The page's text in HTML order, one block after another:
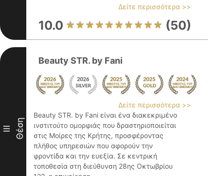
Δείτε περισσότερα >>
10.0 (50)
III Θέση
Beauty STR. by Fani
Δείτε περισσότερα >>
Beauty STR. by Fani είναι ένα διακεκριμένο
ινστιτούτο ομορφιάς που δραστηριοποιείται
στις Μοίρες της Κρήτης, προσφέροντας
πλήθος υπηρεσιών που αφορούν την
φροντίδα και την ευεξία. Σε κεντρική
τοποθεσία στη διεύθυνση 28ης Οκτωβρίου